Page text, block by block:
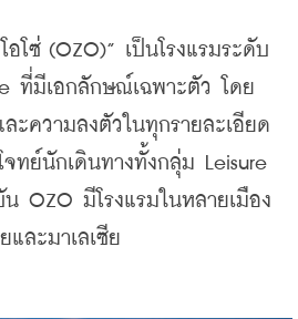
(OZO)” เป็นโรงแรมระดับ
ที่มีเอกลักษณ์เฉพาะตัว โดย
ะความลงตัวในทุกรายละเอียด
ทย์นักเดินทางทั้งกลุ่ม Leisure
OZO มีโรงแรมในหลายเมือง
และมาเลเซีย